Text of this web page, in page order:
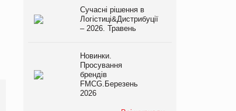
Сучасні рішення в
Логістиці&Дистрибуції
– 2026. Травень
Новинки.
Просування
брендів
FMCG.Березень
2026